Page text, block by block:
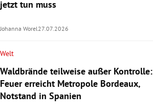
jetzt tun muss
Johanna Worel27.07.2026
Welt
Waldbrände teilweise außer Kontrolle:
Feuer erreicht Metropole Bordeaux,
Notstand in Spanien